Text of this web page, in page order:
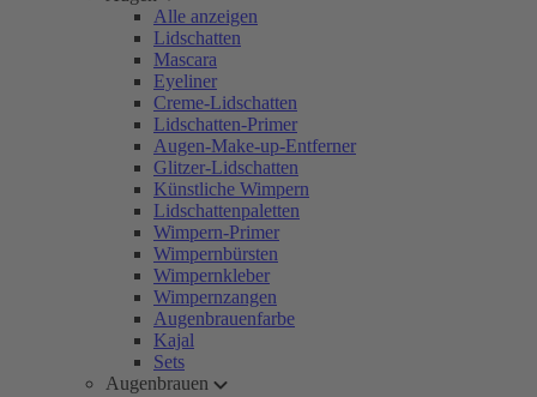
Alle anzeigen
Lidschatten
Mascara
Eyeliner
Creme-Lidschatten
Lidschatten-Primer
Augen-Make-up-Entferner
Glitzer-Lidschatten
Künstliche Wimpern
Lidschattenpaletten
Wimpern-Primer
Wimpernbürsten
Wimpernkleber
Wimpernzangen
Augenbrauenfarbe
Kajal
Sets
Augenbrauen